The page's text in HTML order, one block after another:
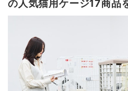
の人気猫用ケージ17商品